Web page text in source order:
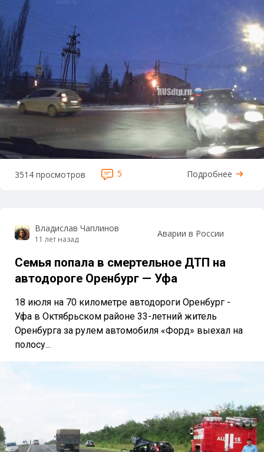
3514 просмотров 5 Подробнее
Владислав Чаплинов
11 лет назад Аварии в России
Семья попала в смертельное ДТП на
автодороге Оренбург — Уфа
18 июля на 70 километре автодороги Оренбург -
Уфа в Октябрьском районе 33-летний житель
Оренбурга за рулем автомобиля «Форд» выехал на
полосу...